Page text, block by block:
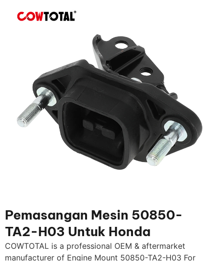
Pemasangan Mesin 50850-
TA2-H03 Untuk Honda
COWTOTAL is a professional OEM & aftermarket
manufacturer of Engine Mount 50850-TA2-H03 For